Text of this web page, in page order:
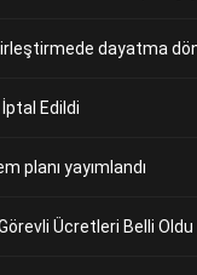
dayatma
İptal Edildi
planı yayımlandı
Ücretleri Belli Oldu